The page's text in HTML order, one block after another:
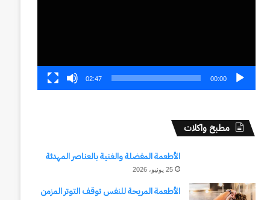
00:00
02:47
مطبخ واكلات
الأطعمة المفضلة والغنية بالعناصر المهدئة
25 يونيو، 2026
الأطعمة المريحة للنفس توقف التوتر المزمن